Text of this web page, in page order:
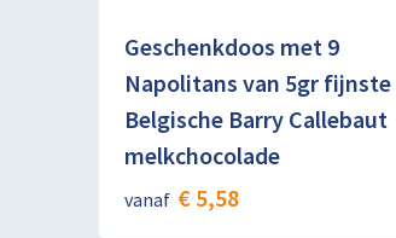
Geschenkdoos met 9
Napolitans van 5gr fijnste
Belgische Barry Callebaut
melkchocolade
vanaf € 5,58